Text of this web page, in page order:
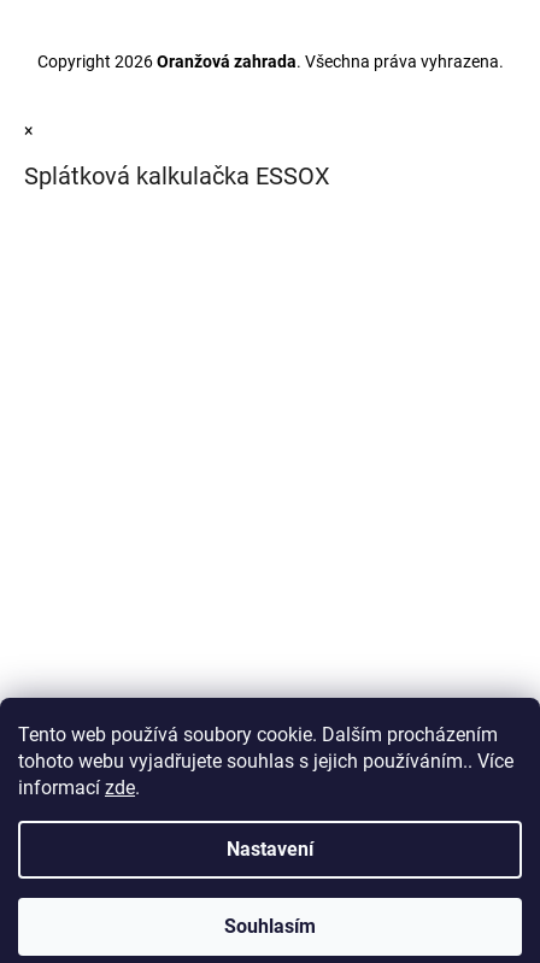
Tento web používá soubory cookie. Dalším procházením
tohoto webu vyjadřujete souhlas s jejich používáním.. Více
informací zde.
Nastavení
Souhlasím
Copyright 2026Oranžová zahrada. Všechna práva vyhrazena.
×
Splátková kalkulačka ESSOX